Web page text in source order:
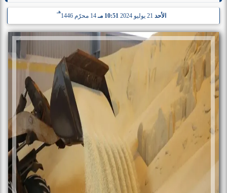
الأحد 10:51 مـ 14 محرّم 1446
هـ